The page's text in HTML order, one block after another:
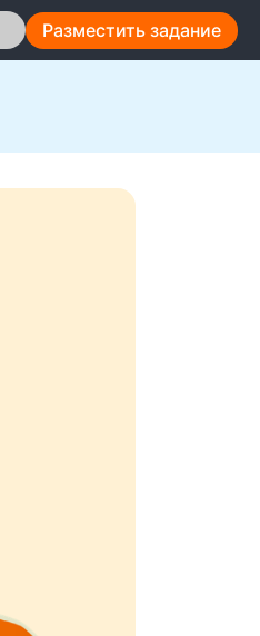
Разместить задание